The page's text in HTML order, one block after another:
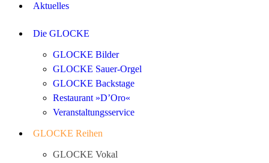
Aktuelles
Die GLOCKE
GLOCKE Bilder
GLOCKE Sauer-Orgel
GLOCKE Backstage
Restaurant »D’Oro«
Veranstaltungsservice
GLOCKE Reihen
GLOCKE Vokal